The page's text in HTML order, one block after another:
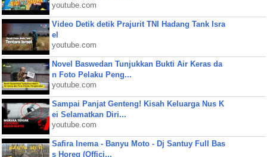
youtube.com
Video Detik detik Prajurit TNI Hadang Tank Isra
el
youtube.com
Novel Baswedan Tunjukkan Bukti Air Keras da
n Foto Pelaku Peng...
youtube.com
Sampai Panjat Genteng! Kisah Keluarga Nus K
ei Selamatkan Diri...
youtube.com
Safira Inema - Banyu Moto - Dj Santuy Full Bas
s Horeg (Offici...